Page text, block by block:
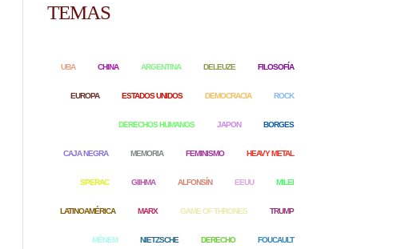
TEMAS
UBA CHINA ARGENTINA DELEUZE FILOSOFÍA
EUROPA ESTADOS UNIDOS DEMOCRACIA ROCK
DERECHOS HUMANOS JAPON BORGES
CAJA NEGRA MEMORIA FEMINISMO HEAVY METAL
SPERAC GIIHMA ALFONSÍN EEUU MILEI
LATINOAMÉRICA MARX GAME OF THRONES TRUMP
MÉNEM NIETZSCHE DERECHO FOUCAULT